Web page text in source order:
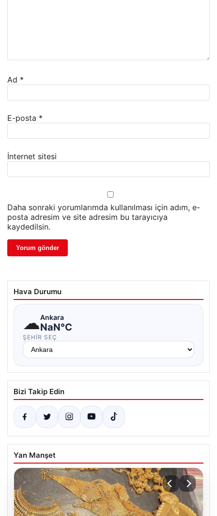
Ad *
E-posta *
İnternet sitesi
Daha sonraki yorumlarımda kullanılması için adım, e-
posta adresim ve site adresim bu tarayıcıya
kaydedilsin.
Hava Durumu
☁Ankara
NaN°C
ŞEHIR SEÇ
Bizi Takip Edin
Yan Manşet